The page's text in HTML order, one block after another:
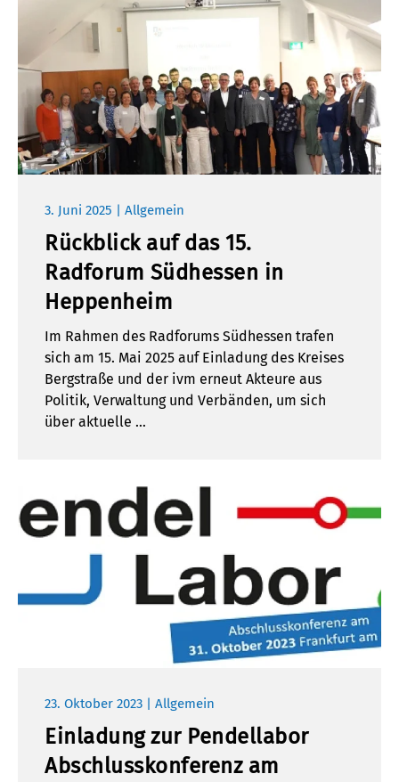
3. Juni 2025 | Allgemein
Rückblick auf das 15.
Radforum Südhessen in
Heppenheim
Im Rahmen des Radforums Südhessen trafen
sich am 15. Mai 2025 auf Einladung des Kreises
Bergstraße und der ivm erneut Akteure aus
Politik, Verwaltung und Verbänden, um sich
über aktuelle …
23. Oktober 2023 | Allgemein
Einladung zur Pendellabor
Abschlusskonferenz am